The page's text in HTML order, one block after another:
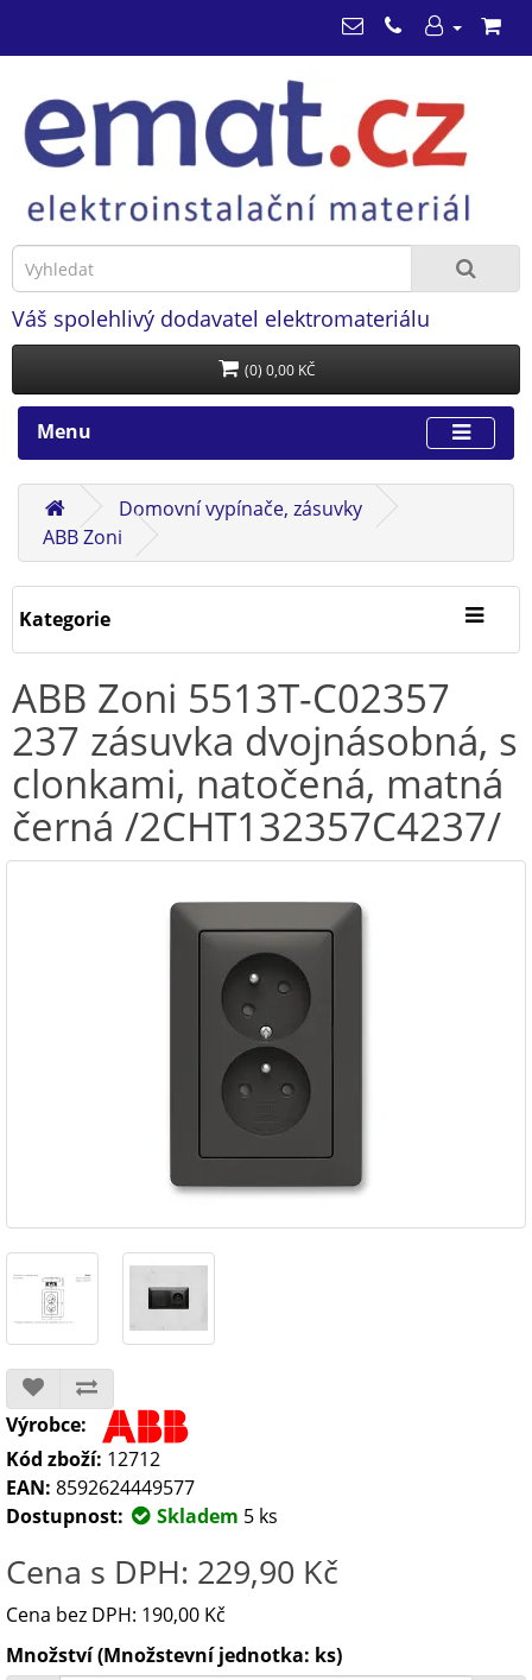
Váš spolehlivý dodavatel elektromateriálu
(0) 0,00 KČ
Menu
Domovní vypínače, zásuvky
ABB Zoni
Kategorie
ABB Zoni 5513T-C02357
237 zásuvka dvojnásobná, s
clonkami, natočená, matná
černá /2CHT132357C4237/
Výrobce:
Kód zboží: 12712
EAN: 8592624449577
Dostupnost:
Skladem 5 ks
Cena s DPH: 229,90 Kč
Cena bez DPH: 190,00 Kč
Množství (Množstevní jednotka: ks)